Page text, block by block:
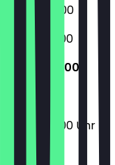
08:00 - 17:00
09:00 - 18:00
09:00 - 18:00
09:00 - 18:00 Uhr